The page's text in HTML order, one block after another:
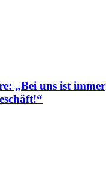
„Bei uns ist immer